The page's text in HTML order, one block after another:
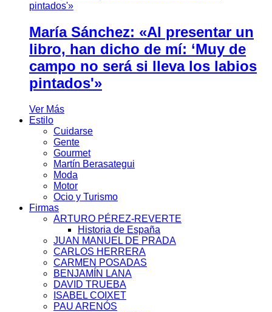
María Sánchez: «Al presentar un
libro, han dicho de mí: ‘Muy de
campo no será si lleva los labios
pintados'»
Ver Más
Estilo
Cuidarse
Gente
Gourmet
Martín Berasategui
Moda
Motor
Ocio y Turismo
Firmas
ARTURO PÉREZ-REVERTE
Historia de España
JUAN MANUEL DE PRADA
CARLOS HERRERA
CARMEN POSADAS
BENJAMÍN LANA
DAVID TRUEBA
ISABEL COIXET
PAU ARENÓS